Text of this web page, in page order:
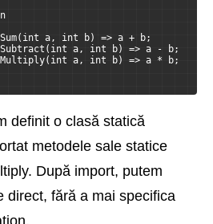
a, int b) => a + b;
a, int b) => a - b;
a, int b) => a * b;
definit o clasă statică
metodele sale statice
După import, putem
direct, fără a mai specifica